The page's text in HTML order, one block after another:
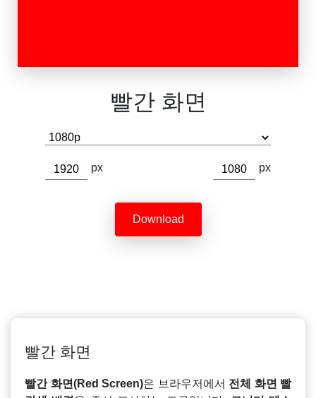
빨간 화면
px px
Download
빨간 화면
빨간 화면(Red Screen)은 브라우저에서 전체 화면 빨